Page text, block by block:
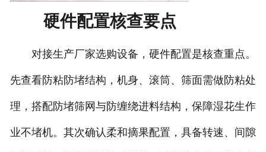
硬件配置核查要点
对接生产厂家选购设备，硬件配置是核查重点。
先查看防粘防堵结构，机身、滚筒、筛面需做防粘处
理，搭配防堵筛网与防缠绕进料结构，保障湿花生作
业不堵机。其次确认柔和摘果配置，具备转速、间隙